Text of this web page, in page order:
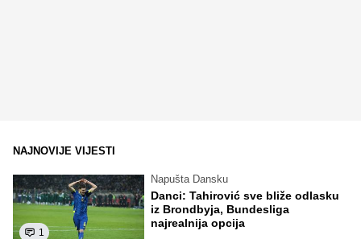
NAJNOVIJE VIJESTI
1
Napušta Dansku
Danci: Tahirović sve bliže odlasku
iz Brondbyja, Bundesliga
najrealnija opcija